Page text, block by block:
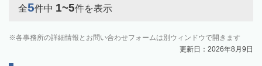
全5件中 1~5件を表示
各事務所の詳細情報とお問い合わせフォームは別ウィンドウで開きます
更新日：2026年8月9日